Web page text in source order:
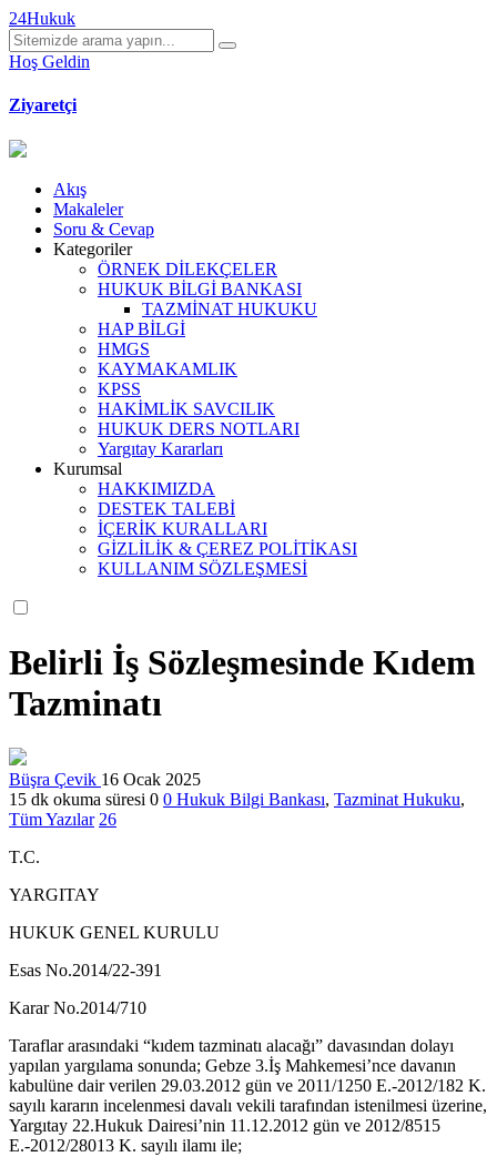
24Hukuk
Hoş Geldin
Ziyaretçi
Akış
Makaleler
Soru & Cevap
Kategoriler
ÖRNEK DİLEKÇELER
HUKUK BİLGİ BANKASI
TAZMİNAT HUKUKU
HAP BİLGİ
HMGS
KAYMAKAMLIK
KPSS
HAKİMLİK SAVCILIK
HUKUK DERS NOTLARI
Yargıtay Kararları
Kurumsal
HAKKIMIZDA
DESTEK TALEBİ
İÇERİK KURALLARI
GİZLİLİK & ÇEREZ POLİTİKASI
KULLANIM SÖZLEŞMESİ
Belirli İş Sözleşmesinde Kıdem
Tazminatı
Büşra Çevik 16 Ocak 2025
15 dk okuma süresi 0 0 Hukuk Bilgi Bankası, Tazminat Hukuku,
Tüm Yazılar 26
T.C.
YARGITAY
HUKUK GENEL KURULU
Esas No.2014/22-391
Karar No.2014/710
Taraflar arasındaki “kıdem tazminatı alacağı” davasından dolayı
yapılan yargılama sonunda; Gebze 3.İş Mahkemesi’nce davanın
kabulüne dair verilen 29.03.2012 gün ve 2011/1250 E.-2012/182 K.
sayılı kararın incelenmesi davalı vekili tarafından istenilmesi üzerine,
Yargıtay 22.Hukuk Dairesi’nin 11.12.2012 gün ve 2012/8515
E.-2012/28013 K. sayılı ilamı ile;